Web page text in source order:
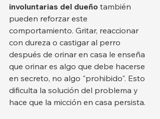
involuntarias del dueño también
pueden reforzar este
comportamiento. Gritar, reaccionar
con dureza o castigar al perro
después de orinar en casa le enseña
que orinar es algo que debe hacerse
en secreto, no algo "prohibido". Esto
dificulta la solución del problema y
hace que la micción en casa persista.